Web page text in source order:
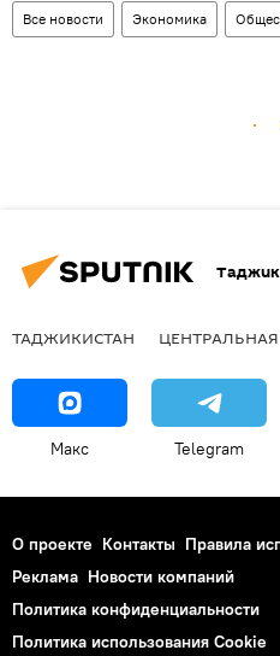
Все новости Экономика
ТАДЖИКИСТАН
Макс Telegram
О проекте Контакты Правила
Реклама Новости компаний
Политика конфиденциальности
Политика использования Cookie